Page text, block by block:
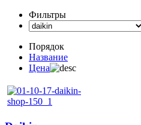
Фильтры
Порядок
Название
Цена